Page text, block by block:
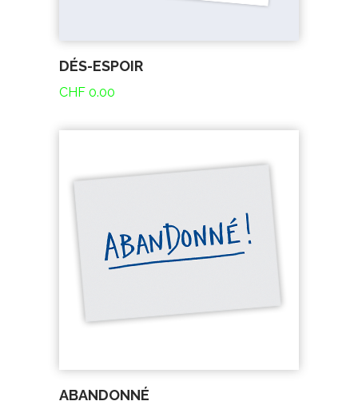
DÉS-ESPOIR
CHF 0.00
ABANDONNÉ